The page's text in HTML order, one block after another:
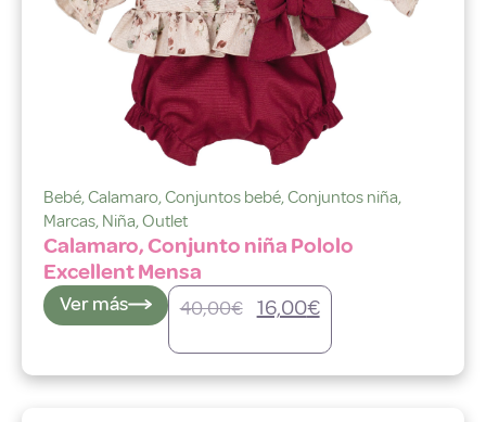
Bebé,Calamaro,Conjuntos bebé,Conjuntos niña,
Marcas, Niña,Outlet
Calamaro, Conjunto niña Pololo
Excellent Mensa
Ver más 40,00€ 16,00€